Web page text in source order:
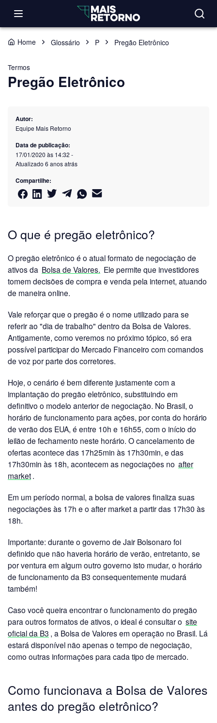
Home Glossário P Pregão Eletrônico
Termos
Pregão Eletrônico
Autor:
Equipe Mais Retorno
Data de publicação:
17/01/2020 às 14:32 -
Atualizado 6 anos atrás
Compartilhe:
O que é pregão eletrônico?
O pregão eletrônico é o atual formato de negociação de
ativos da Bolsa de Valores. Ele permite que investidores
tomem decisões de compra e venda pela internet, atuando
de maneira online.
Vale reforçar que o pregão é o nome utilizado para se
referir ao "dia de trabalho" dentro da Bolsa de Valores.
Antigamente, como veremos no próximo tópico, só era
possível participar do Mercado Financeiro com comandos
de voz por parte dos corretores.
Hoje, o cenário é bem diferente justamente com a
implantação do pregão eletrônico, substituindo em
definitivo o modelo anterior de negociação. No Brasil, o
horário de funcionamento para ações, por conta do horário
de verão dos EUA, é entre 10h e 16h55, com o início do
leilão de fechamento neste horário. O cancelamento de
ofertas acontece das 17h25min às 17h30min, e das
17h30min às 18h, acontecem as negociações no after
market.
Em um período normal, a bolsa de valores finaliza suas
negociações às 17h e o after market a partir das 17h30 às
18h.
Importante: durante o governo de Jair Bolsonaro foi
definido que não haveria horário de verão, entretanto, se
por ventura em algum outro governo isto mudar, o horário
de funcionamento da B3 consequentemente mudará
também!
Caso você queira encontrar o funcionamento do pregão
para outros formatos de ativos, o ideal é consultar o site
oficial da B3 , a Bolsa de Valores em operação no Brasil. Lá
estará disponível não apenas o tempo de negociação,
como outras informações para cada tipo de mercado.
Como funcionava a Bolsa de Valores
antes do pregão eletrônico?